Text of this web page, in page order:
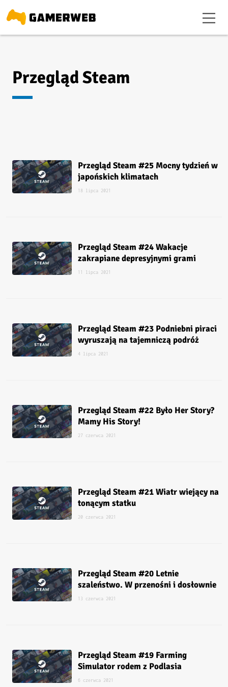
Przegląd Steam
Przegląd Steam #25 Mocny tydzień w
japońskich klimatach
18 lipca 2021
Przegląd Steam #24 Wakacje
zakrapiane depresyjnymi grami
11 lipca 2021
Przegląd Steam #23 Podniebni piraci
wyruszają na tajemniczą podróż
4 lipca 2021
Przegląd Steam #22 Było Her Story?
Mamy His Story!
27 czerwca 2021
Przegląd Steam #21 Wiatr wiejący na
tonącym statku
20 czerwca 2021
Przegląd Steam #20 Letnie
szaleństwo. W przenośni i dosłownie
13 czerwca 2021
Przegląd Steam #19 Farming
Simulator rodem z Podlasia
6 czerwca 2021